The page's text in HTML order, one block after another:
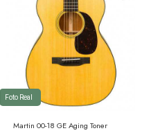
Martin 00-18 GE Aging Toner
Foto Real